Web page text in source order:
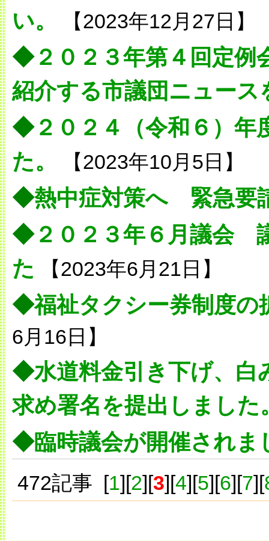
い。
【2023年12月27日】
◆２０２３年第４回定例
紹介する市議団ニュース
◆２０２４（令和６）年
た。
【2023年10月5日】
◆熱中症対策へ 緊急要
◆２０２３年６月議会
た
【2023年6月21日】
◆福祉タクシー券制度
6月16日】
◆水道料金引き下げ、
求め署名を提出しました
◆臨時議会が開催されま
472記事 [1][2][3][4][5][6][7][